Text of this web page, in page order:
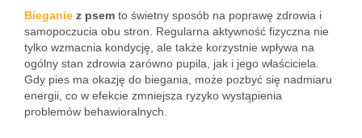
Bieganie z psem to świetny sposób na poprawę zdrowia i
samopoczucia obu stron. Regularna aktywność fizyczna nie
tylko wzmacnia kondycję, ale także korzystnie wpływa na
ogólny stan zdrowia zarówno pupila, jak i jego właściciela.
Gdy pies ma okazję do biegania, może pozbyć się nadmiaru
energii, co w efekcie zmniejsza ryzyko wystąpienia
problemów behawioralnych.